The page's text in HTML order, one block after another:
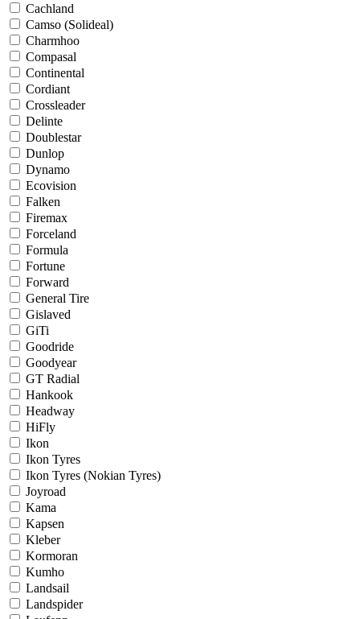
Cachland
Camso (Solideal)
Charmhoo
Compasal
Continental
Cordiant
Crossleader
Delinte
Doublestar
Dunlop
Dynamo
Ecovision
Falken
Firemax
Forceland
Formula
Fortune
Forward
General Tire
Gislaved
GiTi
Goodride
Goodyear
GT Radial
Hankook
Headway
HiFly
Ikon
Ikon Tyres
Ikon Tyres (Nokian Tyres)
Joyroad
Kama
Kapsen
Kleber
Kormoran
Kumho
Landsail
Landspider